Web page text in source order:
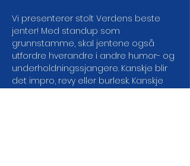
Vi presenterer stolt Verdens beste
jenter! Med standup som
grunnstamme, skal jentene også
utfordre hverandre i andre humor- og
underholdningssjangere. Kanskje blir
det impro, revy eller burlesk. Kanskje